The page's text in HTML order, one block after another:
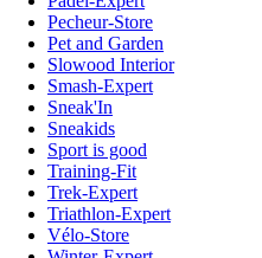
Pecheur-Store
Pet and Garden
Slowood Interior
Smash-Expert
Sneak'In
Sneakids
Sport is good
Training-Fit
Trek-Expert
Triathlon-Expert
Vélo-Store